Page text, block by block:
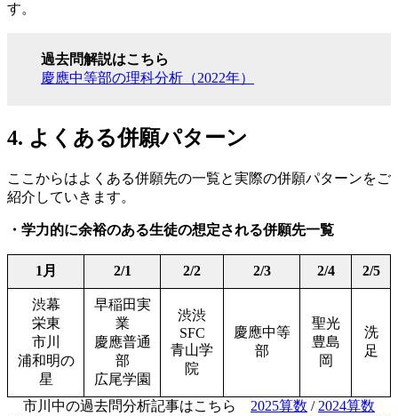
す。
過去問解説はこちら
慶應中等部の理科分析（2022年）
4. よくある併願パターン
ここからはよくある併願先の一覧と実際の併願パターンをご
紹介していきます。
・学力的に余裕のある生徒の想定される併願先一覧
1月 2/1 2/2 2/3 2/4 2/5
渋幕
栄東
市川
浦和明の
星
早稲田実
業
慶應普通
部
広尾学園
渋渋
SFC
青山学
院
慶應中等
部
聖光
豊島
岡
洗
足
市川中の過去問分析記事はこちら 2025算数 / 2024算数